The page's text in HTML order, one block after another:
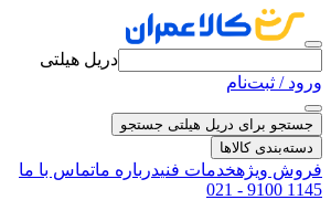
دریل هیلتی
ورود / ثبت‌نام
جستجو برای دریل هیلتی جستجو
دسته‌بندی کالاها
فروش ویژهخدمات فنیدرباره ماتماس با ما
021 - 9100 1145